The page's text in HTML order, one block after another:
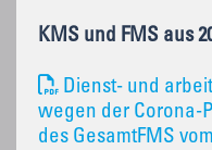
KMS und FMS aus
Dienst- und
wegen der Corona-
des GesamtFMS